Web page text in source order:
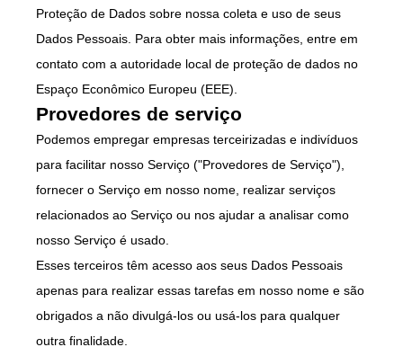
Proteção de Dados sobre nossa coleta e uso de seus
Dados Pessoais. Para obter mais informações, entre em
contato com a autoridade local de proteção de dados no
Espaço Econômico Europeu (EEE).
Provedores de serviço
Podemos empregar empresas terceirizadas e indivíduos
para facilitar nosso Serviço ("Provedores de Serviço"),
fornecer o Serviço em nosso nome, realizar serviços
relacionados ao Serviço ou nos ajudar a analisar como
nosso Serviço é usado.
Esses terceiros têm acesso aos seus Dados Pessoais
apenas para realizar essas tarefas em nosso nome e são
obrigados a não divulgá-los ou usá-los para qualquer
outra finalidade.